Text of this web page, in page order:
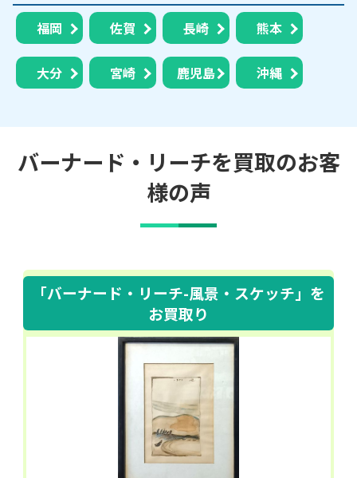
福岡 佐賀 長崎 熊本
大分 宮崎 鹿児島 沖縄
バーナード・リーチを買取のお客
様の声
「バーナード・リーチ-風景・スケッチ」 を
お買取り